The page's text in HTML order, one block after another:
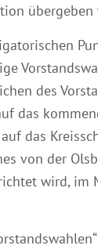
übergeben
des
das
das
von der
wird, im